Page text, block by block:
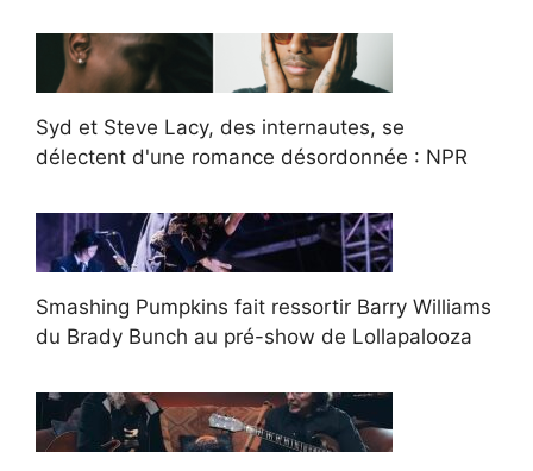
Syd et Steve Lacy, des internautes, se
délectent d'une romance désordonnée : NPR
Smashing Pumpkins fait ressortir Barry Williams
du Brady Bunch au pré-show de Lollapalooza